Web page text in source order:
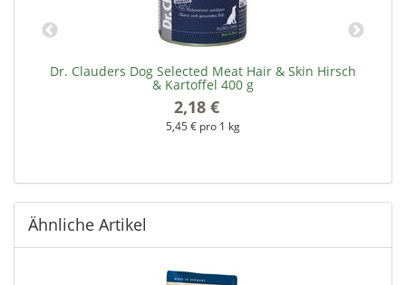
Dr. Clauders Dog Selected Meat Hair & Skin Hirsch
& Kartoffel 400 g
2,18 €
5,45 € pro 1 kg
Ähnliche Artikel